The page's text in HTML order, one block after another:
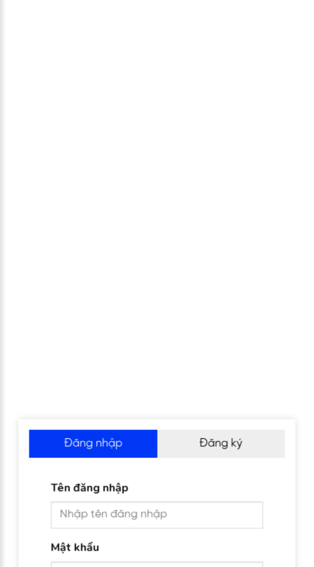
Đăng nhập Đăng ký
Tên đăng nhập
Mật khẩu